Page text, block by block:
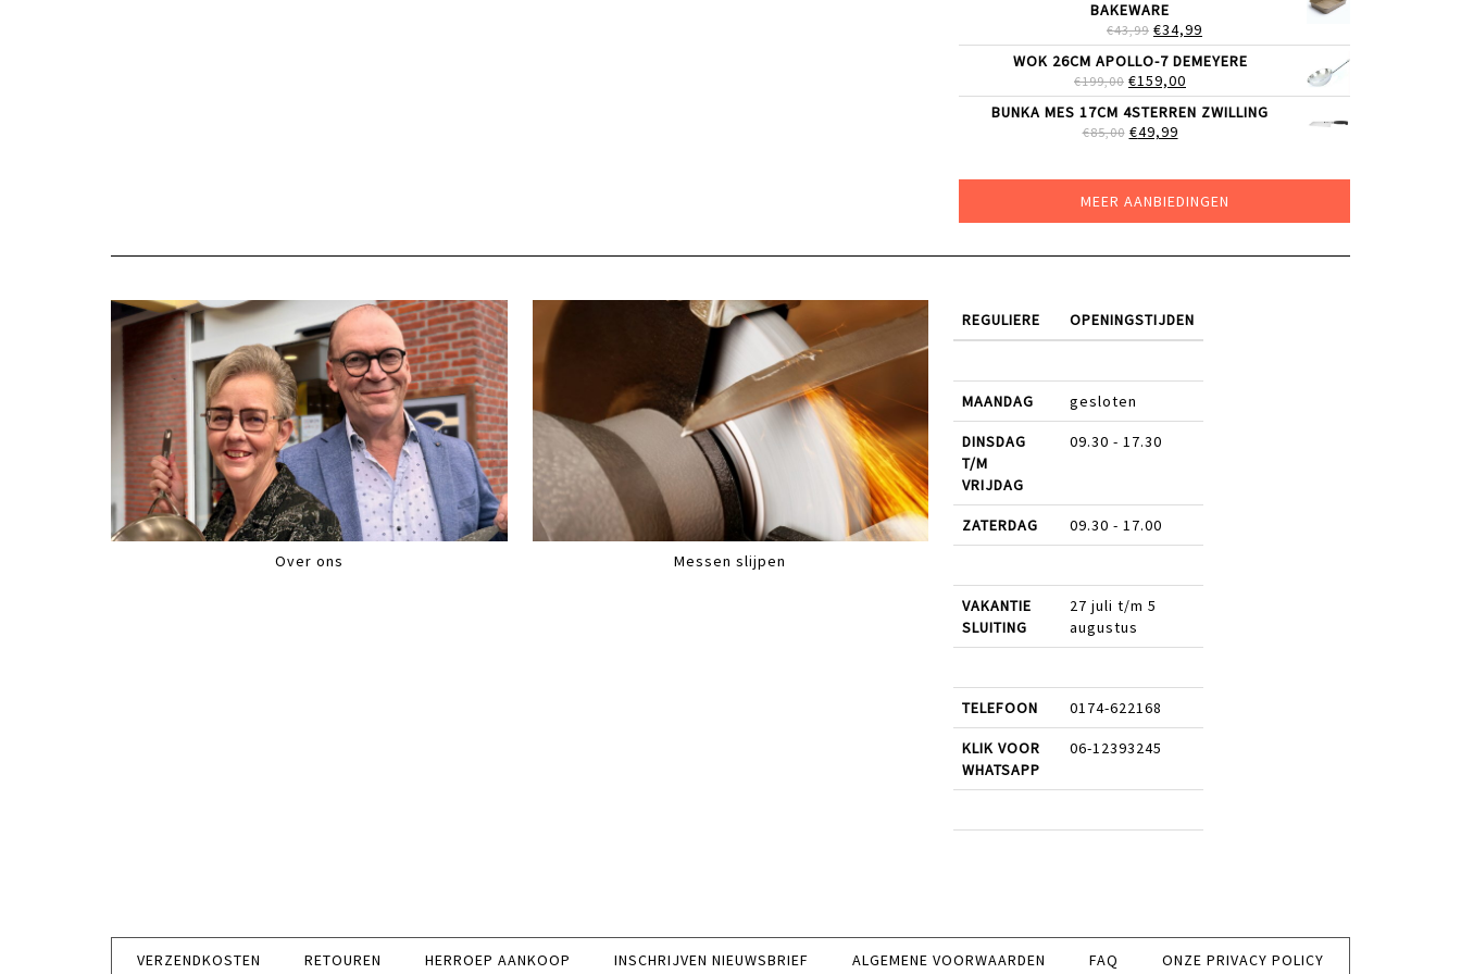
€219,00.
BAKEWARE
€43,99 OORSPRONKELIJKE
PRIJS
WAS:
€43,99.
€34,99
PRIJS
IS:
WOK 26CM APOLLO-7 DEMEYERE
€199,00 OORSPRONKELIJKE
PRIJS
WAS:
€199,00.
€159,00
PRIJS
IS:
BUNKA MES 17CM 4STERREN ZWILLING
€85,00 OORSPRONKELIJKE
€49,99HUIDIGE
MEER AANBIEDINGEN
Over ons Messen slijpen
REGULIERE OPENINGSTIJDEN
MAANDAG gesloten
DINSDAG
T/M
VRIJDAG
09.30 - 17.30
ZATERDAG 09.30 - 17.00
VAKANTIE
SLUITING
27 juli t/m 5
augustus
TELEFOON 0174-622168
KLIK VOOR
WHATSAPP
06-12393245
VERZENDKOSTEN RETOUREN HERROEP AANKOOP INSCHRIJVEN NIEUWSBRIEF ALGEMENE VOORWAARDEN FAQ ONZE PRIVACY POLICY